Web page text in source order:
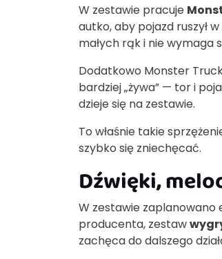
W zestawie pracuje
autko, aby pojazd ruszył
małych rąk i nie wymaga
Dodatkowo Monster
bardziej „żywa” — tor i
dzieje się na zestawie.
To właśnie takie
szybko się zniechęcać.
Dźwięki,
W zestawie zaplanowano
producenta, zestaw
zachęca do dalszego